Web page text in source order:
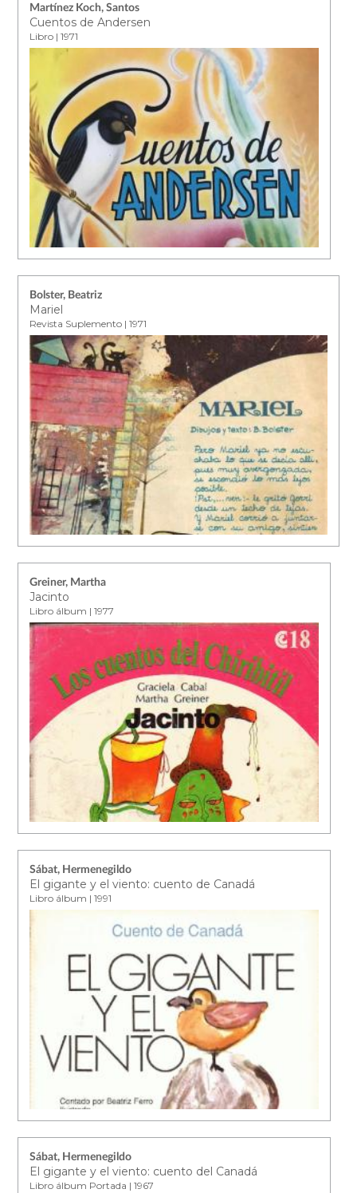
Martínez Koch, Santos
Cuentos de Andersen
Libro | 1971
Bolster, Beatriz
Mariel
Revista Suplemento | 1971
Greiner, Martha
Jacinto
Libro álbum | 1977
Sábat, Hermenegildo
El gigante y el viento: cuento de Canadá
Libro álbum | 1991
Sábat, Hermenegildo
El gigante y el viento: cuento del Canadá
Libro álbum Portada | 1967